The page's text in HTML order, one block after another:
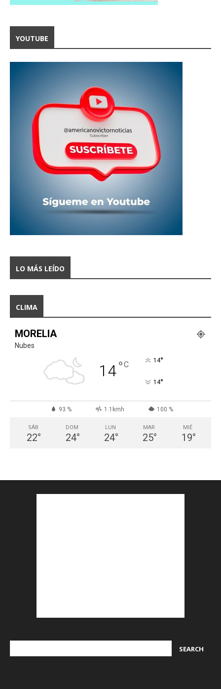
YOUTUBE
LO MÁS LEÍDO
CLIMA
MORELIA
Nubes
14°C 14°
14°
93 % 1.1kmh 100 %
SÁB
22°
DOM
24°
LUN
24°
MAR
25°
MIÉ
19°